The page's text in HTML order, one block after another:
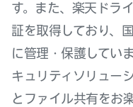
す。また、楽天ドラ
証を取得しており、
に管理・保護してい
キュリティソリュー
とファイル共有をお